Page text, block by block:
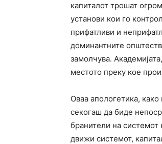
капиталот трошат
установи кои го
прифатливи и
доминантните
замолчува.
местото преку кое
Оваа апологетика,
секогаш да биде
бранители на системот
движи системот,